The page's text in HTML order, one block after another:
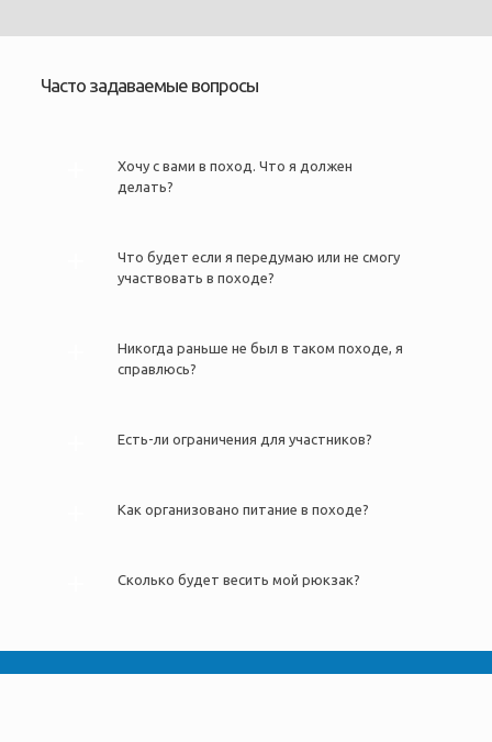
Часто задаваемые вопросы
Хочу с вами в поход. Что я должен
делать?
Что будет если я передумаю или не смогу
участвовать в походе?
Никогда раньше не был в таком походе, я
справлюсь?
Есть-ли ограничения для участников?
Как организовано питание в походе?
Сколько будет весить мой рюкзак?